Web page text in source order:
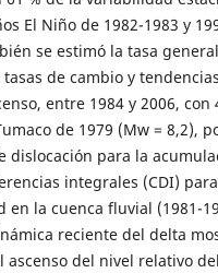
El Niño de 1982-1983 y
se estimó la tasa
de cambio y
entre 1984 y 2006,
de 1979 (Mw = 8,2),
dislocación para la
integrales (CDI)
la cuenca fluvial (1981-
reciente del delta
ascenso del nivel relativo